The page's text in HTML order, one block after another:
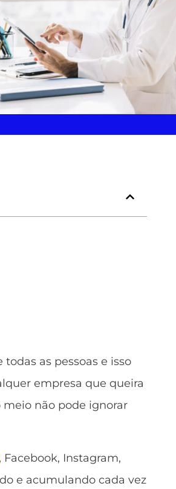
as pessoas e isso
empresa que queira
não pode ignorar
, Facebook, Instagram,
e acumulando cada vez